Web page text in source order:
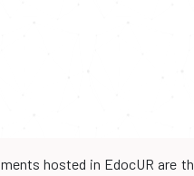
hosted in EdocUR